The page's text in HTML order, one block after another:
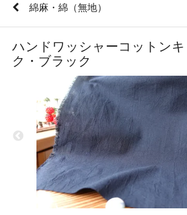
綿麻・綿（無地）
ハンドワッシャーコットン
ク・ブラック